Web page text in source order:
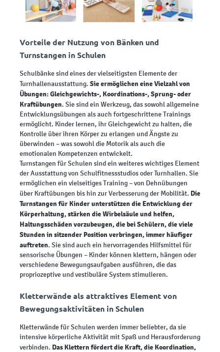
Vorteile der Nutzung von Bänken und
Turnstangen in Schulen
Schulbänke sind eines der vielseitigsten Elemente der
Turnhallenausstattung. Sie ermöglichen eine Vielzahl von
Übungen: Gleichgewichts-, Koordinations-, Sprung- oder
Kraftübungen. Sie sind ein Werkzeug, das sowohl allgemeine
Entwicklungsübungen als auch fortgeschrittene Trainings
ermöglicht. Kinder lernen, ihr Gleichgewicht zu halten, die
Kontrolle über ihren Körper zu erlangen und Ängste zu
überwinden – was sowohl die Motorik als auch die
emotionalen Kompetenzen entwickelt.
Turnstangen für Schulen sind ein weiteres wichtiges Element
der Ausstattung von Schulfitnessstudios oder Turnhallen. Sie
ermöglichen ein vielseitiges Training – von Dehnübungen
über Kraftübungen bis hin zur Verbesserung der Mobilität. Die
Turnstangen für Kinder unterstützen die Entwicklung der
Körperhaltung, stärken die Wirbelsäule und helfen,
Haltungsschäden vorzubeugen, die bei Schülern, die viele
Stunden in sitzender Position verbringen, immer häufiger
auftreten. Sie sind auch ein hervorragendes Hilfsmittel für
sensorische Übungen – Kinder können klettern, hängen oder
verschiedene Bewegungsaufgaben ausführen, die das
propriozeptive und vestibuläre System stimulieren.
Kletterwände als attraktives Element von
Bewegungsaktivitäten in Schulen
Kletterwände für Schulen werden immer beliebter, da sie
intensive körperliche Aktivität mit Spaß und Herausforderung
verbinden. Das Klettern fördert die Kraft, die Koordination,